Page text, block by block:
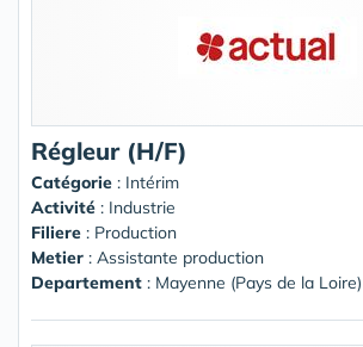
Régleur (H/F)
Catégorie : Intérim
Activité : Industrie
Filiere : Production
Metier : Assistante production
Departement : Mayenne (Pays de la Loire)